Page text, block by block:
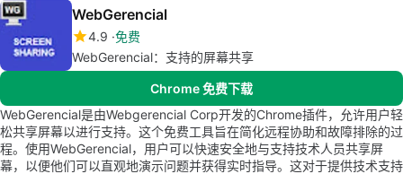
WebGerencial
4.9 免费
WebGerencial：支持的屏幕共享
Chrome 免费下载
WebGerencial是由Webgerencial Corp开发的Chrome插件，允许用户轻
松共享屏幕以进行支持。这个免费工具旨在简化远程协助和故障排除的过
程。使用WebGerencial，用户可以快速安全地与支持技术人员共享屏
幕，以便他们可以直观地演示问题并获得实时指导。这对于提供技术支持